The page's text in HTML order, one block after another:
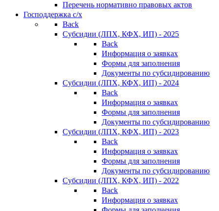
Перечень нормативно правовых актов
Господдержка с/х
Back
Субсидии (ЛПХ, КФХ, ИП) - 2025
Back
Информация о заявках
Формы для заполнения
Документы по субсидированию
Субсидии (ЛПХ, КФХ, ИП) - 2024
Back
Информация о заявках
Формы для заполнения
Документы по субсидированию
Субсидии (ЛПХ, КФХ, ИП) - 2023
Back
Информация о заявках
Формы для заполнения
Документы по субсидированию
Субсидии (ЛПХ, КФХ, ИП) - 2022
Back
Информация о заявках